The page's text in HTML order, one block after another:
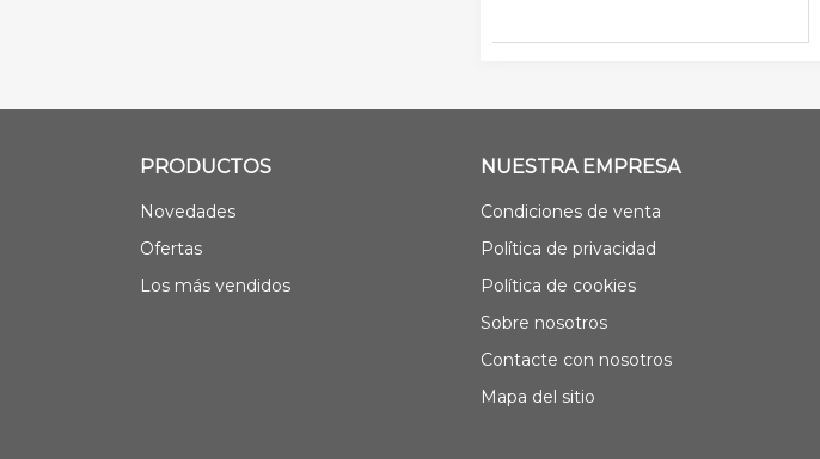
PRODUCTOS
Novedades
Ofertas
Los más vendidos
NUESTRA EMPRESA
Condiciones de venta
Política de privacidad
Política de cookies
Sobre nosotros
Contacte con nosotros
Mapa del sitio